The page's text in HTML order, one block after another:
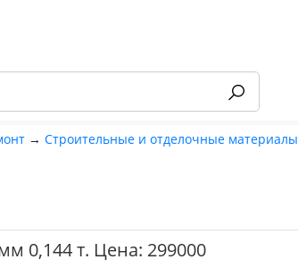
→Строительные и отделочные материалы
0,144 т. Цена: 299000